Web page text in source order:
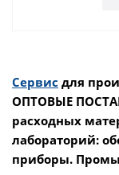
Сервис для
ОПТОВЫЕ
расходных
лабораторий:
приборы.